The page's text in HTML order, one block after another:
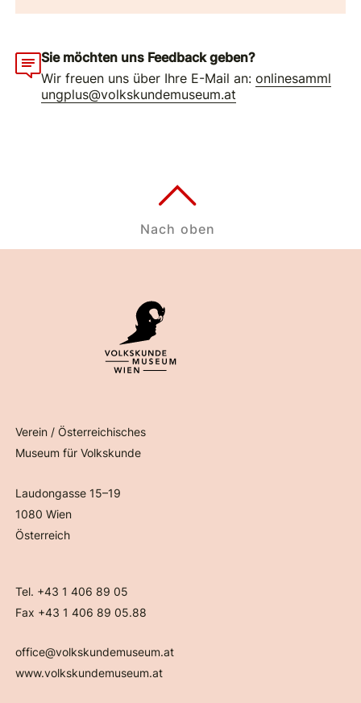
Sie möchten uns Feedback geben?
Wir freuen uns über Ihre E-Mail an:onlinesamml
ungplus@volkskundemuseum.at
Verein / Österreichisches
Museum für Volkskunde
Laudongasse 15–19
1080 Wien
Österreich
Tel. +43 1 406 89 05
Fax +43 1 406 89 05.88
office@volkskundemuseum.at
www.volkskundemuseum.at
Nach oben